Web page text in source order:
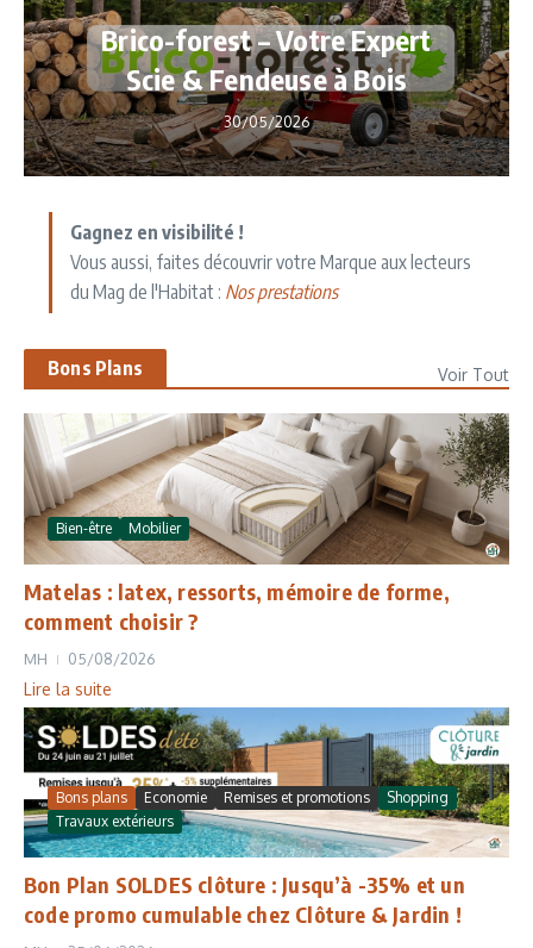
Brico-forest – Votre Expert
Scie & Fendeuse à Bois
30/05/2026
Gagnez en visibilité !
Vous aussi, faites découvrir votre Marque aux lecteurs
du Mag de l'Habitat : Nos prestations
Bons Plans Voir Tout
Bien-être Mobilier
Matelas : latex, ressorts, mémoire de forme,
comment choisir ?
MH 05/08/2026
Lire la suite
Bons plans Economie Remises et promotions
Shopping
Travaux extérieurs
Bon Plan SOLDES clôture : Jusqu’à -35% et un
code promo cumulable chez Clôture & Jardin !